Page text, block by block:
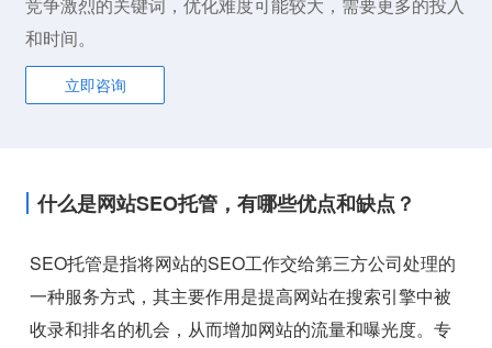
和时间。
立即咨询
什么是网站SEO托管，有哪些优点和缺点？
SEO托管是指将网站的SEO工作交给第三方公司处理的
一种服务方式，其主要作用是提高网站在搜索引擎中被
收录和排名的机会，从而增加网站的流量和曝光度。专